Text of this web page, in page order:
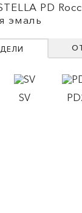
PD
эмаль
SV